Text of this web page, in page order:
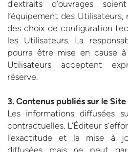
d’extraits d’ouvrages
l’équipement des
des choix de configuration
les Utilisateurs. La
pourra être mise en cause
Utilisateurs acceptent
réserve.
3. Contenus publiés sur le Site
Les informations diffusées
contractuelles. L’Éditeur
l’exactitude et la mise à